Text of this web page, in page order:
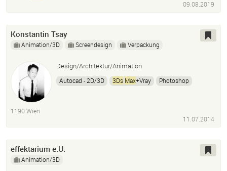
09.08.2019
Konstantin Tsay
Animation/3D Screendesign Verpackung
Design/Architektur/Animation
Autocad - 2D/3D 3Ds Max+Vray
Photoshop
1190 Wien
11.07.2014
effektarium e.U.
Animation/3D